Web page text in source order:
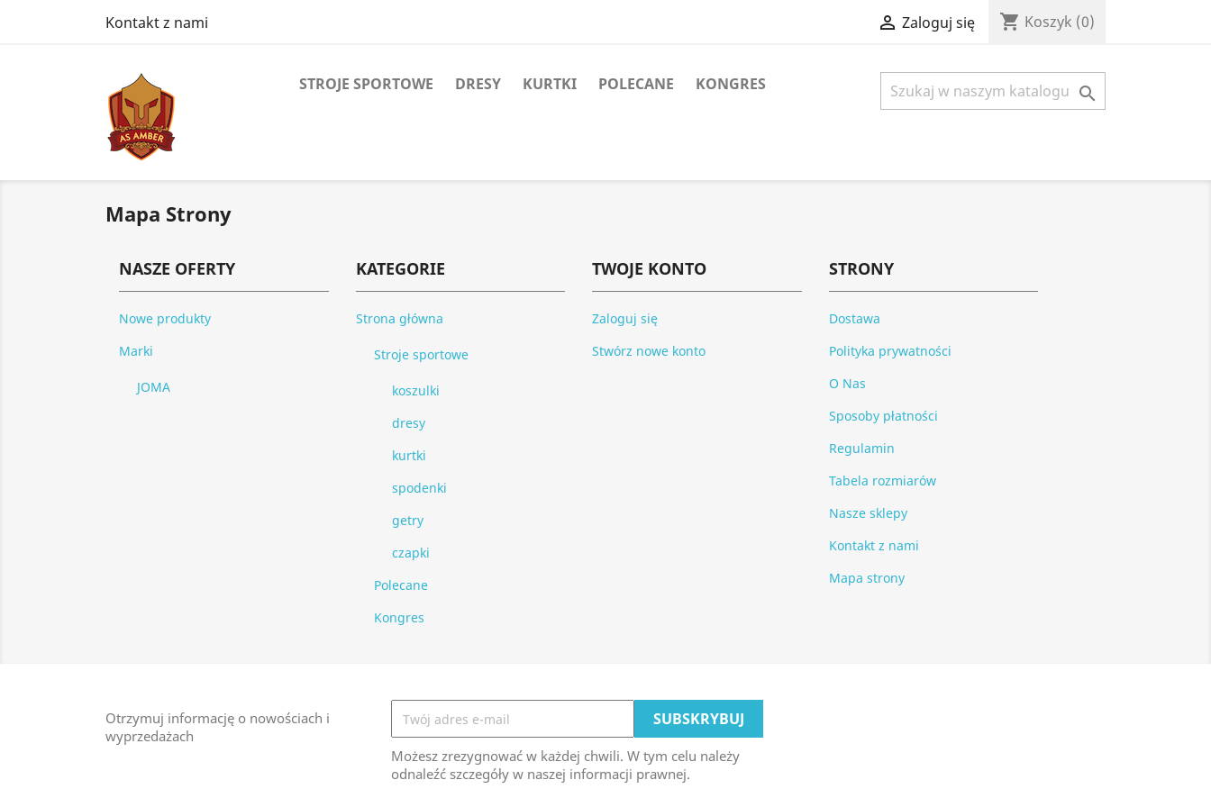
Kontakt z nami  Zaloguj się shopping_cart Koszyk (0)
STROJE SPORTOWE DRESY KURTKI POLECANE KONGRES 
Mapa Strony
NASZE OFERTY
Nowe produkty
Marki
JOMA
KATEGORIE
Strona główna
Stroje sportowe
koszulki
dresy
kurtki
spodenki
getry
czapki
Polecane
Kongres
TWOJE KONTO
Zaloguj się
Stwórz nowe konto
STRONY
Dostawa
Polityka prywatności
O Nas
Sposoby płatności
Regulamin
Tabela rozmiarów
Nasze sklepy
Kontakt z nami
Mapa strony
Otrzymuj informację o nowościach i
wyprzedażach
Możesz zrezygnować w każdej chwili. W tym celu należy
odnaleźć szczegóły w naszej informacji prawnej.